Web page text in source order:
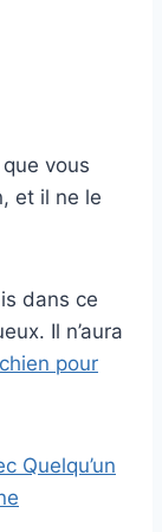
vous
et il ne le
dans ce
Il n’aura
pour
Quelqu’un